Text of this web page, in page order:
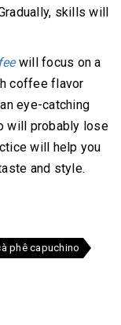
skills will
will focus on a
coffee flavor
eye-catching
will probably lose
will help you
and style.
phê capuchino